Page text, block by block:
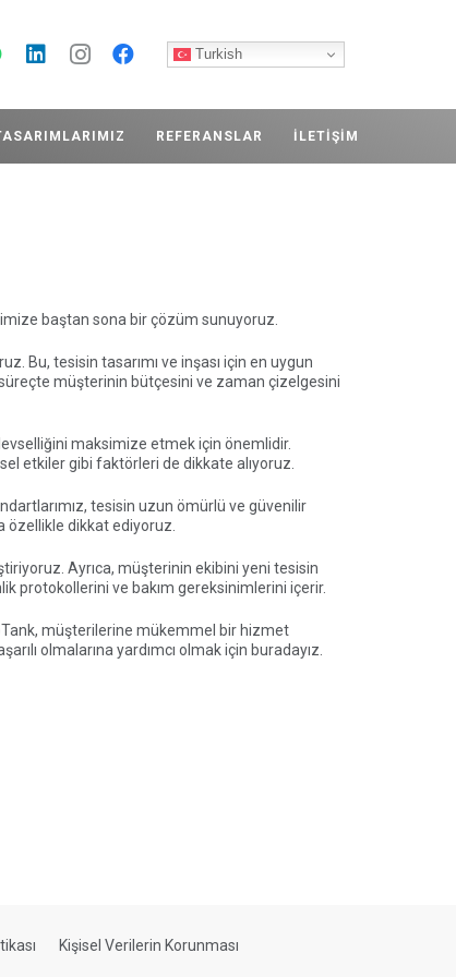
Turkish
REFERANSLAR İLETIŞIM
baştan sona bir çözüm sunuyoruz.
Bu, tesisin tasarımı ve inşası için en uygun
müşterinin bütçesini ve zaman çizelgesini
maksimize etmek için önemlidir.
etkiler gibi faktörleri de dikkate alıyoruz.
tesisin uzun ömürlü ve güvenilir
özellikle dikkat ediyoruz.
Ayrıca, müşterinin ekibini yeni tesisin
protokollerini ve bakım gereksinimlerini içerir.
müşterilerine mükemmel bir hizmet
olmalarına yardımcı olmak için buradayız.
Kişisel Verilerin Korunması